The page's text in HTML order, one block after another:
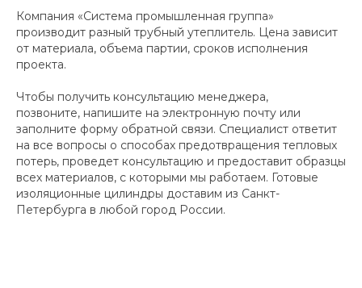
Компания «Система промышленная группа»
производит разный трубный утеплитель. Цена зависит
от материала, объема партии, сроков исполнения
проекта.
Чтобы получить консультацию менеджера,
позвоните, напишите на электронную почту или
заполните форму обратной связи. Специалист ответит
на все вопросы о способах предотвращения тепловых
потерь, проведет консультацию и предоставит образцы
всех материалов, с которыми мы работаем. Готовые
изоляционные цилиндры доставим из Санкт-
Петербурга в любой город России.